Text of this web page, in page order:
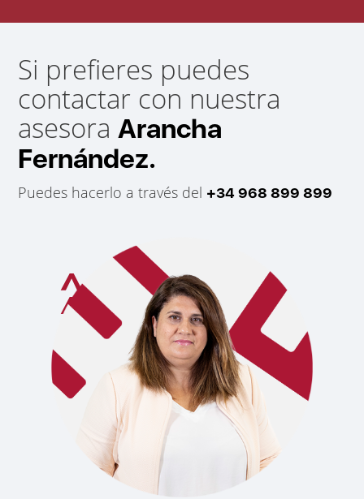
Si prefieres puedes
contactar con nuestra
asesoraArancha
Fernández.
Puedes hacerlo a través del +34 968 899 899